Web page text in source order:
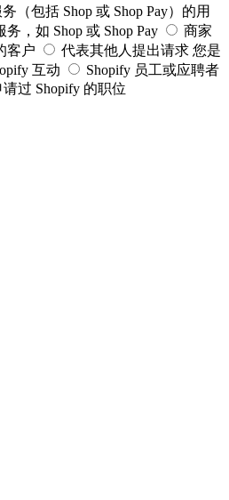
（包括 Shop 或 Shop Pay）的用
，如 Shop 或 Shop Pay
商家
客户 代表其他人提出请求 您是
互动
Shopify 员工或应聘者
过 Shopify 的职位